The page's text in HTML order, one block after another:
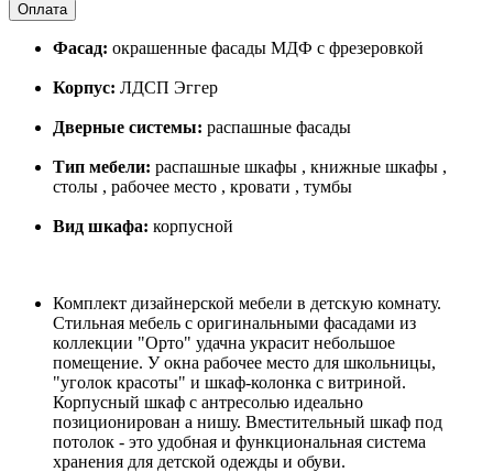
Оплата
Фасад: окрашенные фасады МДФ с фрезеровкой
Корпус: ЛДСП Эггер
Дверные системы: распашные фасады
Тип мебели: распашные шкафы , книжные шкафы ,
столы , рабочее место , кровати , тумбы
Вид шкафа: корпусной
Комплект дизайнерской мебели в детскую комнату.
Стильная мебель с оригинальными фасадами из
коллекции "Орто" удачна украсит небольшое
помещение. У окна рабочее место для школьницы,
"уголок красоты" и шкаф-колонка с витриной.
Корпусный шкаф с антресолью идеально
позиционирован а нишу. Вместительный шкаф под
потолок - это удобная и функциональная система
хранения для детской одежды и обуви.